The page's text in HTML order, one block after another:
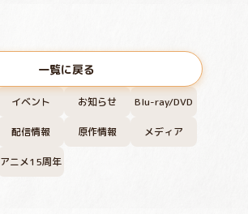
イベント お知らせ Blu-ray/DVD
配信情報 原作情報 メディア
アニメ15周年
一覧に戻る